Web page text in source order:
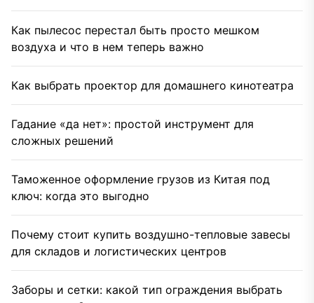
Как пылесос перестал быть просто мешком
воздуха и что в нем теперь важно
Как выбрать проектор для домашнего кинотеатра
Гадание «да нет»: простой инструмент для
сложных решений
Таможенное оформление грузов из Китая под
ключ: когда это выгодно
Почему стоит купить воздушно-тепловые завесы
для складов и логистических центров
Заборы и сетки: какой тип ограждения выбрать